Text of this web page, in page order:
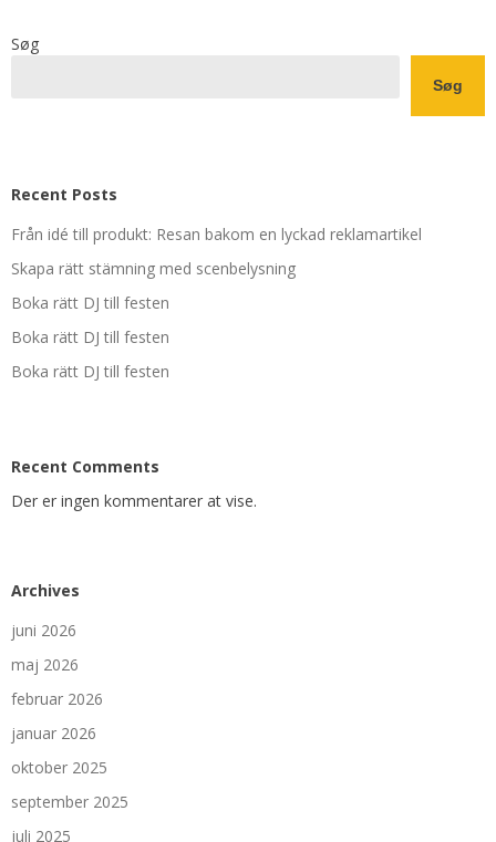
Søg
Søg
Recent Posts
Från idé till produkt: Resan bakom en lyckad reklamartikel
Skapa rätt stämning med scenbelysning
Boka rätt DJ till festen
Boka rätt DJ till festen
Boka rätt DJ till festen
Recent Comments
Der er ingen kommentarer at vise.
Archives
juni 2026
maj 2026
februar 2026
januar 2026
oktober 2025
september 2025
juli 2025